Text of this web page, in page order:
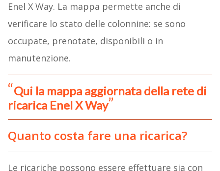
Enel X Way. La mappa permette anche di
verificare lo stato delle colonnine: se sono
occupate, prenotate, disponibili o in
manutenzione.
Qui la mappa aggiornata della rete di
ricarica Enel X Way
Quanto costa fare una ricarica?
Le ricariche possono essere effettuare sia con